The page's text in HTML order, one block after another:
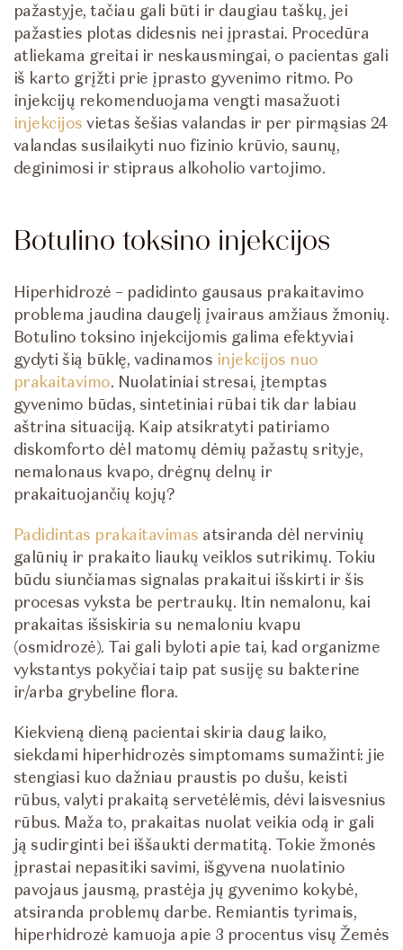
pažastyje, tačiau gali būti ir daugiau taškų, jei
pažasties plotas didesnis nei įprastai. Procedūra
atliekama greitai ir neskausmingai, o pacientas gali
iš karto grįžti prie įprasto gyvenimo ritmo. Po
injekcijų rekomenduojama vengti masažuoti
injekcijos vietas šešias valandas ir per pirmąsias 24
valandas susilaikyti nuo fizinio krūvio, saunų,
deginimosi ir stipraus alkoholio vartojimo.
Botulino toksino injekcijos
Hiperhidrozė – padidinto gausaus prakaitavimo
problema jaudina daugelį įvairaus amžiaus žmonių.
Botulino toksino injekcijomis galima efektyviai
gydyti šią būklę, vadinamos injekcijos nuo
prakaitavimo. Nuolatiniai stresai, įtemptas
gyvenimo būdas, sintetiniai rūbai tik dar labiau
aštrina situaciją. Kaip atsikratyti patiriamo
diskomforto dėl matomų dėmių pažastų srityje,
nemalonaus kvapo, drėgnų delnų ir
prakaituojančių kojų?
Padidintas prakaitavimas atsiranda dėl nervinių
galūnių ir prakaito liaukų veiklos sutrikimų. Tokiu
būdu siunčiamas signalas prakaitui išskirti ir šis
procesas vyksta be pertraukų. Itin nemalonu, kai
prakaitas išsiskiria su nemaloniu kvapu
(osmidrozė). Tai gali byloti apie tai, kad organizme
vykstantys pokyčiai taip pat susiję su bakterine
ir/arba grybeline flora.
Kiekvieną dieną pacientai skiria daug laiko,
siekdami hiperhidrozės simptomams sumažinti: jie
stengiasi kuo dažniau praustis po dušu, keisti
rūbus, valyti prakaitą servetėlėmis, dėvi laisvesnius
rūbus. Maža to, prakaitas nuolat veikia odą ir gali
ją sudirginti bei iššaukti dermatitą. Tokie žmonės
įprastai nepasitiki savimi, išgyvena nuolatinio
pavojaus jausmą, prastėja jų gyvenimo kokybė,
atsiranda problemų darbe. Remiantis tyrimais,
hiperhidrozė kamuoja apie 3 procentus visų Žemės